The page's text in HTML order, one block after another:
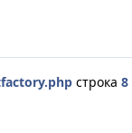
строка 8